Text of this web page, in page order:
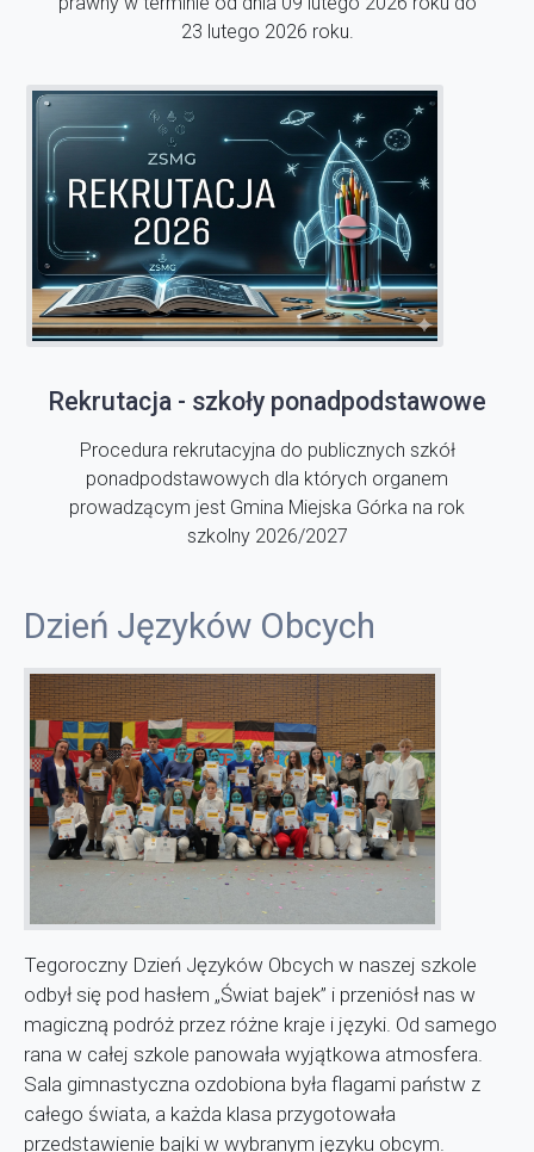
23 lutego 2026 roku.
Rekrutacja - szkoły ponadpodstawowe
Procedura rekrutacyjna do publicznych szkół
ponadpodstawowych dla których organem
prowadzącym jest Gmina Miejska Górka na rok
szkolny 2026/2027
Dzień Języków Obcych
Tegoroczny Dzień Języków Obcych w naszej szkole
odbył się pod hasłem „Świat bajek” i przeniósł nas w
magiczną podróż przez różne kraje i języki. Od samego
rana w całej szkole panowała wyjątkowa atmosfera.
Sala gimnastyczna ozdobiona była flagami państw z
całego świata, a każda klasa przygotowała
przedstawienie bajki w wybranym języku obcym.